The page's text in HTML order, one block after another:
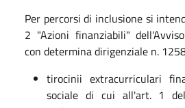
Per percorsi di inclusione si
2 "Azioni finanziabili"
con determina dirigenziale n.
tirocinii extracurriculari
sociale di cui all'art. 1